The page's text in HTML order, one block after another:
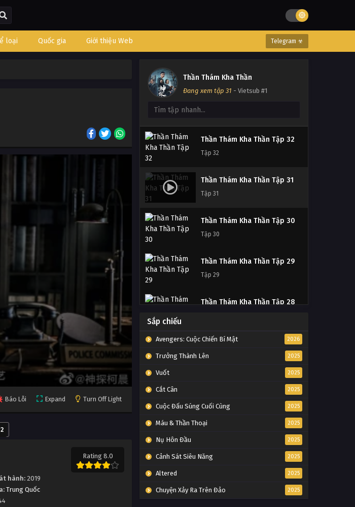
loại Quốc gia Giới thiệu Web Telegram ☣
Báo Lỗi Expand Turn Off Light
Rating 8.0
hành:2019
Trung Quốc
Thần Thám Kha Thần
Đang xem tập 31 - Vietsub #1
Thần Thám Kha Thần Tập 35
Tập 35
Tập 33
Thần Thám Kha Thần Tập 32
Tập 32
Thần Thám Kha Thần Tập 31
Tập 31
Thần Thám Kha Thần Tập 30
Tập 30
Thần Thám Kha Thần Tập 29
Tập 29
Thần Thám Kha Thần Tập 28
Thần Thám Kha Thần Tập 27
Tập 27
Thần Thám Kha Thần Tập 26
Thần Thám Kha Thần Tập 25
Thần Thám Kha Thần Tập 24
Sắp chiếu
Avengers: Cuộc Chiến Bí Mật 2026
Trưởng Thành Lên 2025
Vuốt 2025
Cắt Cân 2025
Cuộc Đấu Súng Cuối Cùng 2025
Máu & Thần Thoại 2025
Nụ Hôn Đầu 2025
Cảnh Sát Siêu Năng 2025
Altered 2025
Chuyện Xảy Ra Trên Đảo 2025